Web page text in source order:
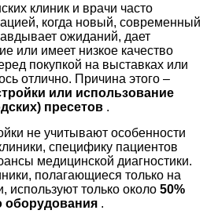
клиник и врачи часто
когда новый, современный
ожиданий, дает
или имеет низкое качество
покупкой на выставках или
отлично. Причина этого –
или использование
пресетов .
не учитывают особенности
специфику пациентов
медицинской диагностики.
полагающиеся только на
используют только около 50%
оборудования .